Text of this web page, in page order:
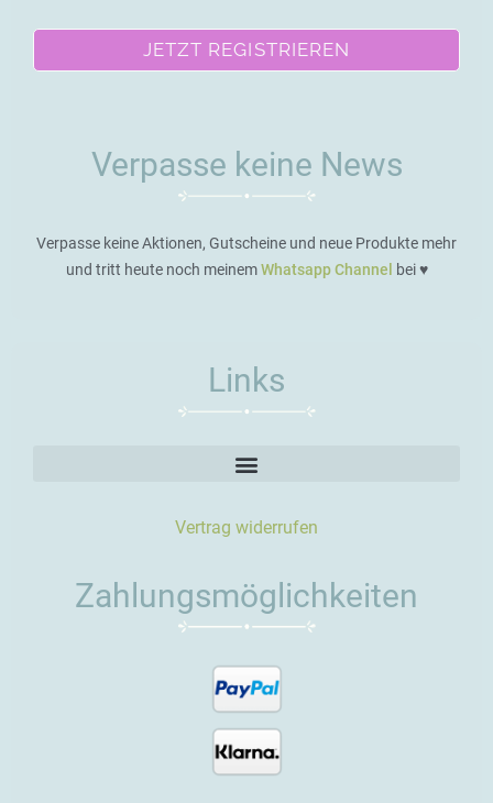
JETZT REGISTRIEREN
Verpasse keine News
Verpasse keine Aktionen, Gutscheine und neue Produkte mehr
und tritt heute noch meinemWhatsapp Channel bei ♥️
Links
Vertrag widerrufen
Zahlungsmöglichkeiten